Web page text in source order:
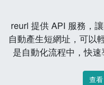
reurl 提供 API 服務，
自動產生短網址，可以
是自動化流程中，快速
查